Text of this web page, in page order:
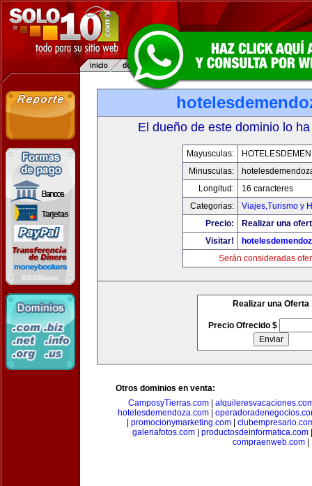
El dueño de este dominio lo
Mayusculas:
Minusculas:
Longitud:
16 caracteres
Categorias:
Viajes,Turismo y
Precio:
Realizar una
Visitar!
Serán consideradas
Realizar una Oferta
Precio Ofrecido $
Otros dominios en venta:
CamposyTierras.com
hotelesdemendoza.com|
promocionymarketing.com|
galeriafotos.com
productosdeinformatica.com
compraenweb.com